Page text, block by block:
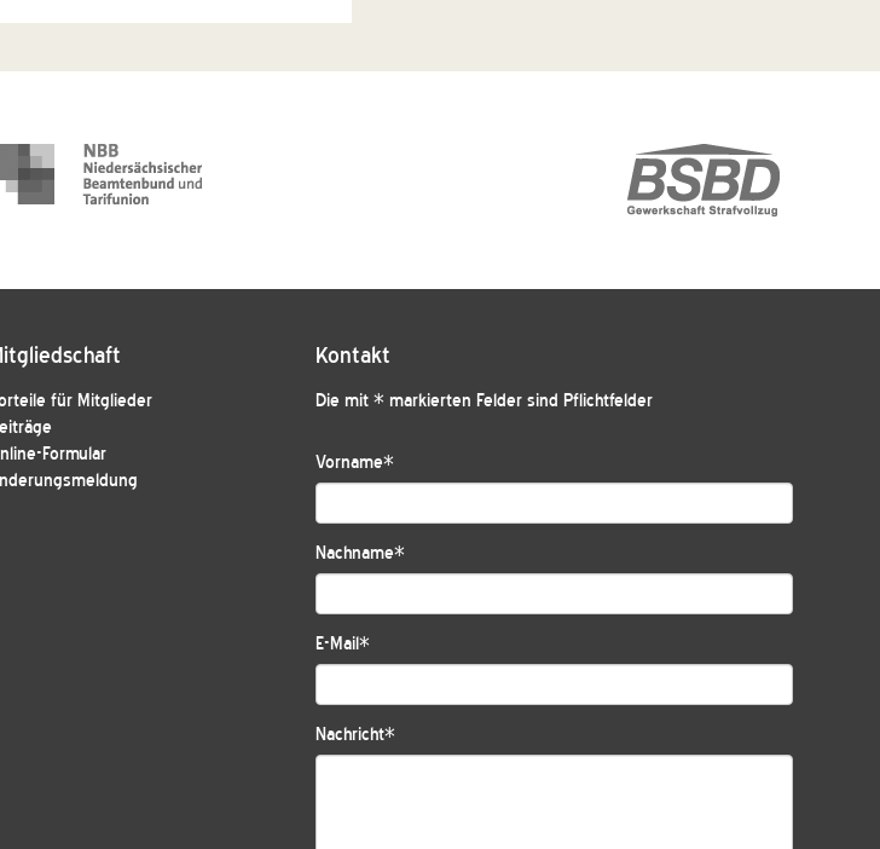
für Mitglieder
Formular
Kontakt
Die mit * markierten Felder sind Pflichtfelder
Vorname*
Nachname*
E-Mail*
Nachricht*